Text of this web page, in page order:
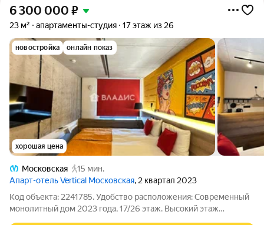
6 300 000 ₽
23 м² апартаменты-студия 17 этаж из 26
новостройка онлайн показ
хорошая цена
Московская
15 мин.
Апарт-отель Vertical Московская, 2 квартал 2023
Код объекта: 2241785. Удобство расположения: Современный
монолитный дом 2023 года, 17/26 этаж. Высокий этаж